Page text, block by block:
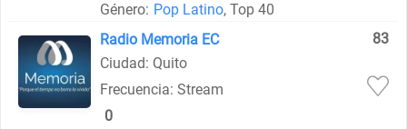
Género: Pop Latino, Top 40
Radio Memoria EC
83
Ciudad: Quito
Frecuencia: Stream
0